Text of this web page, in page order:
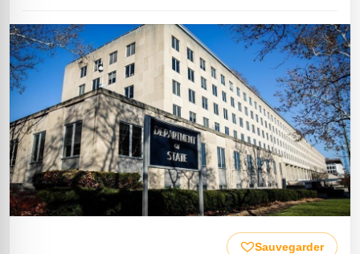
Sauvegarder